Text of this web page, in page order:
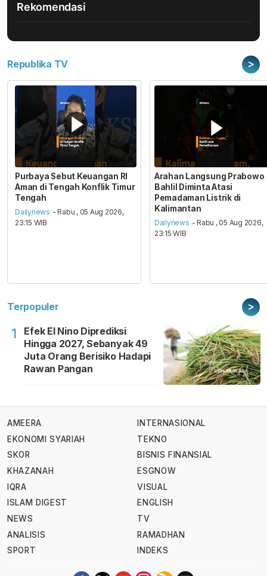
Rekomendasi
Republika TV >
Purbaya Sebut Keuangan RI
Aman di Tengah Konflik Timur
Tengah
Dailynews - Rabu , 05 Aug 2026,
23:15 WIB
Arahan Langsung Prabowo
Bahlil Diminta Atasi
Pemadaman Listrik di
Kalimantan
Dailynews - Rabu , 05 Aug 2026,
23:15 WIB
Terpopuler >
1
Efek El Nino Diprediksi
Hingga 2027, Sebanyak 49
Juta Orang Berisiko Hadapi
Rawan Pangan
AMEERA
EKONOMI SYARIAH
SKOR
KHAZANAH
IQRA
ISLAM DIGEST
NEWS
ANALISIS
SPORT
INTERNASIONAL
TEKNO
BISNIS FINANSIAL
ESGNOW
VISUAL
ENGLISH
TV
RAMADHAN
INDEKS